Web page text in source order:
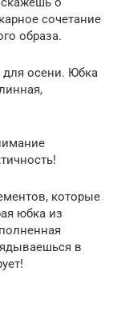
сочетание
образа.
для осени. Юбка
которые
юбка из
в